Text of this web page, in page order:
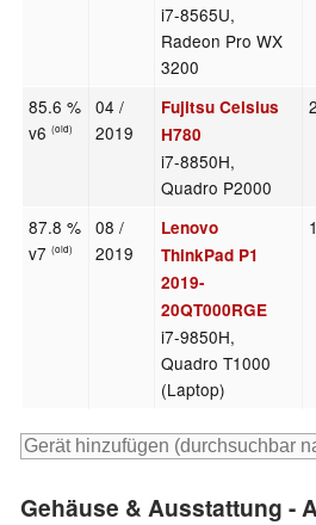
i7-8565U,
Radeon Pro WX
3200
85.6 %
v6(old)
04 /
2019
Fujitsu Celsius
H780
i7-8850H,
Quadro P2000
87.8 %
v7(old)
08 /
2019
Lenovo
ThinkPad P1
2019-
20QT000RGE
i7-9850H,
Quadro T1000
(Laptop)
Gehäuse & Ausstattung -